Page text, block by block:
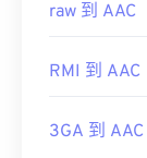
raw 到 AAC
RMI 到 AAC
3GA 到 AAC